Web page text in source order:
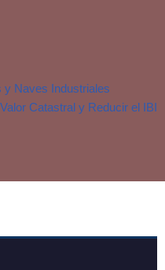
y Naves Industriales
Catastral y Reducir el IBI